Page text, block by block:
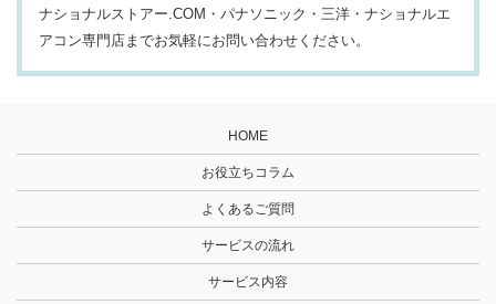
ナショナルストアー.COM・パナソニック・三洋・ナショナルエ
アコン専門店までお気軽にお問い合わせください。
HOME
お役立ちコラム
よくあるご質問
サービスの流れ
サービス内容